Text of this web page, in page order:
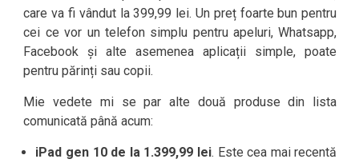
care va fi vândut la 399,99 lei. Un preț foarte bun pentru
cei ce vor un telefon simplu pentru apeluri, Whatsapp,
Facebook și alte asemenea aplicații simple, poate
pentru părinți sau copii.
Mie vedete mi se par alte două produse din lista
comunicată până acum:
iPad gen 10 de la 1.399,99 lei. Este cea mai recentă